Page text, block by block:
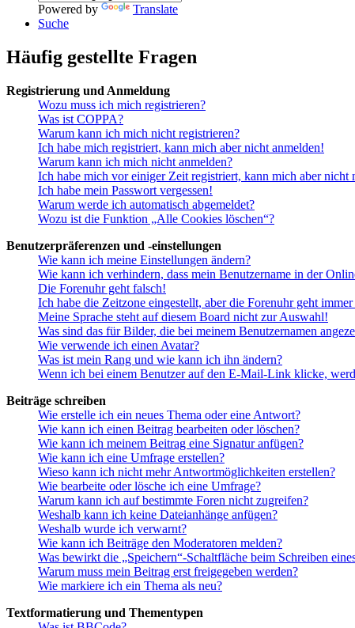
Powered by
Translate
Suche
Häufig gestellte Fragen
Registrierung und Anmeldung
Wozu muss ich mich registrieren?
Was ist COPPA?
Warum kann ich mich nicht registrieren?
Ich habe mich registriert, kann mich aber nicht anmelden!
Warum kann ich mich nicht anmelden?
Ich habe mich vor einiger Zeit registriert, kann mich aber nicht
Ich habe mein Passwort vergessen!
Warum werde ich automatisch abgemeldet?
Wozu ist die Funktion „Alle Cookies löschen“?
Benutzerpräferenzen und -einstellungen
Wie kann ich meine Einstellungen ändern?
Wie kann ich verhindern, dass mein Benutzername in der
Die Forenuhr geht falsch!
Ich habe die Zeitzone eingestellt, aber die Forenuhr geht
Meine Sprache steht auf diesem Board nicht zur Auswahl!
Was sind das für Bilder, die bei meinem Benutzernamen
Wie verwende ich einen Avatar?
Was ist mein Rang und wie kann ich ihn ändern?
Wenn ich bei einem Benutzer auf den E-Mail-Link klicke,
Beiträge schreiben
Wie erstelle ich ein neues Thema oder eine Antwort?
Wie kann ich einen Beitrag bearbeiten oder löschen?
Wie kann ich meinem Beitrag eine Signatur anfügen?
Wie kann ich eine Umfrage erstellen?
Wieso kann ich nicht mehr Antwortmöglichkeiten erstellen?
Wie bearbeite oder lösche ich eine Umfrage?
Warum kann ich auf bestimmte Foren nicht zugreifen?
Weshalb kann ich keine Dateianhänge anfügen?
Weshalb wurde ich verwarnt?
Wie kann ich Beiträge den Moderatoren melden?
Was bewirkt die „Speichern“-Schaltfläche beim Schreiben
Warum muss mein Beitrag erst freigegeben werden?
Wie markiere ich ein Thema als neu?
Textformatierung und Thementypen